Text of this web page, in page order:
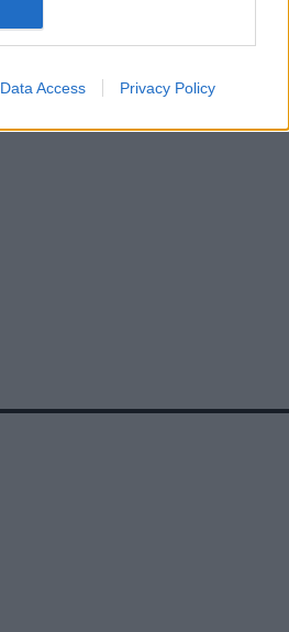
Data Access Privacy Policy